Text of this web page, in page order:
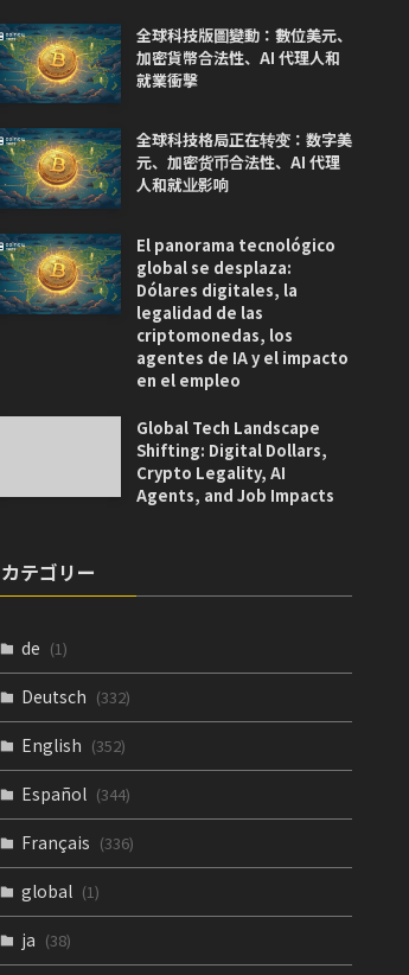
全球科技版圖變動：數位美元、
加密貨幣合法性、AI 代理人和
就業衝擊
全球科技格局正在转变：数字美
元、加密货币合法性、AI 代理
人和就业影响
El panorama tecnológico
global se desplaza:
Dólares digitales, la
legalidad de las
criptomonedas, los
agentes de IA y el impacto
en el empleo
Global Tech Landscape
Shifting: Digital Dollars,
Crypto Legality, AI
Agents, and Job Impacts
カテゴリー
de (1)
Deutsch (332)
English (352)
Español (344)
Français (336)
global (1)
ja (38)